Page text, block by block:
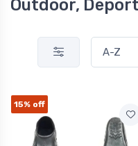
Outdoor,
15% off